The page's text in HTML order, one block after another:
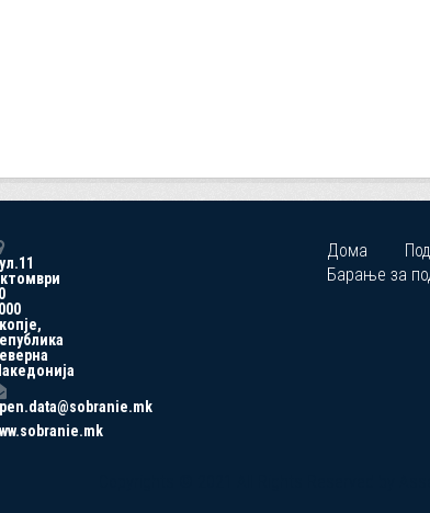
Дома
Барање за